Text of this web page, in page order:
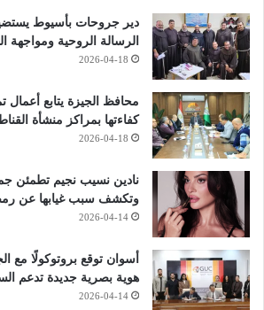
دير جروحات بأسيوط يستضيف
الرسالة الروحية ومواجهة
2026-04-18
محافظ الجيزة يتابع أعمال
كفاءتها بمراكز منشأة
2026-04-18
نادين نسيب نجيم تطمئن
وتكشف سبب غيابها عن
2026-04-14
أسوان توقع بروتوكولًا مع
هوية بصرية جديدة تدعم
2026-04-14